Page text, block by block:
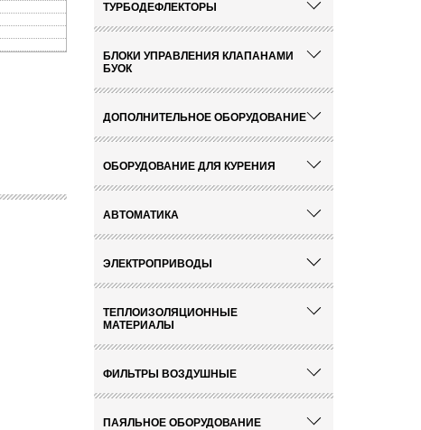
ТУРБОДЕФЛЕКТОРЫ
БЛОКИ УПРАВЛЕНИЯ КЛАПАНАМИ
БУОК
ДОПОЛНИТЕЛЬНОЕ ОБОРУДОВАНИЕ
ОБОРУДОВАНИЕ ДЛЯ КУРЕНИЯ
АВТОМАТИКА
ЭЛЕКТРОПРИВОДЫ
ТЕПЛОИЗОЛЯЦИОННЫЕ
МАТЕРИАЛЫ
ФИЛЬТРЫ ВОЗДУШНЫЕ
ПАЯЛЬНОЕ ОБОРУДОВАНИЕ